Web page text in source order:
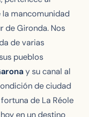
la mancomunidad
de Gironda. Nos
de varias
pueblos
y su canal al
de ciudad
de La Réole
en un destino